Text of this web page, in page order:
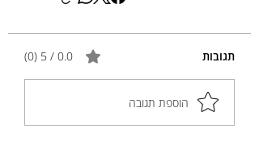
תגובות 0.0 / 5 ‏(0)
הוספת תגובה